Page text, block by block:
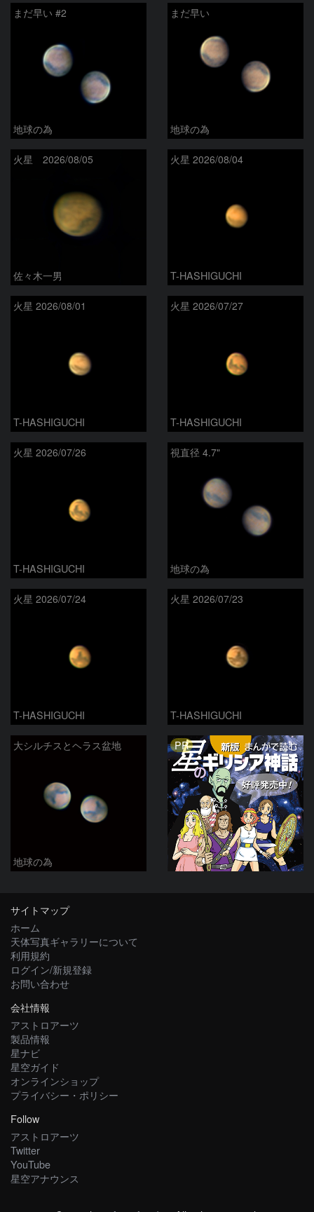
まだ早い #2
地球の為
まだ早い
地球の為
火星 2026/08/05
佐々木一男
火星 2026/08/04
T-HASHIGUCHI
火星 2026/08/01
T-HASHIGUCHI
火星 2026/07/27
T-HASHIGUCHI
火星 2026/07/26
T-HASHIGUCHI
視直径 4.7"
地球の為
火星 2026/07/24
T-HASHIGUCHI
火星 2026/07/23
T-HASHIGUCHI
大シルチスとヘラス盆地
地球の為
PR
サイトマップ
ホーム
天体写真ギャラリーについて
利用規約
ログイン/新規登録
お問い合わせ
会社情報
アストロアーツ
製品情報
星ナビ
星空ガイド
オンラインショップ
プライバシー・ポリシー
Follow
アストロアーツ
Twitter
YouTube
星空アナウンス